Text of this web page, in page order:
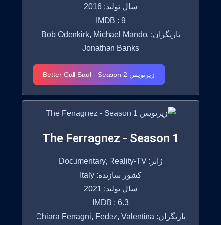
سال تولید: 2016
IMDB : 9
بازیگران: Bob Odenkirk, Michael Mando,
Jonathan Banks
زیرنویس Better Call Saul - Season 2
The Ferragnez - Season 1
ژانر: Documentary, Reality-TV
کشور سازنده: Italy
سال تولید: 2021
IMDB : 6.3
بازیگران: Chiara Ferragni, Fedez, Valentina